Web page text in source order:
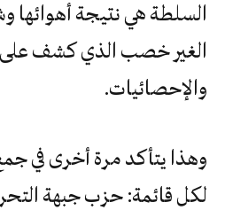
السلطة هي نتيجة أهوائها
الغير خصب الذي كشف على
والإحصائيات.
وهذا يتأكد مرة أخرى في